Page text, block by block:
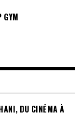
GYM
DU CINÉMA À